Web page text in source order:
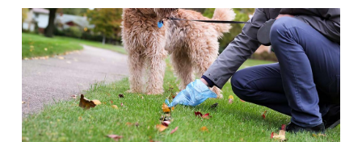
нарачала 12 авиони „Ербас А350-1000“ за така долги
летови, како дел од програмата „Проект
изгрејсонце“. Овие летови ќе …